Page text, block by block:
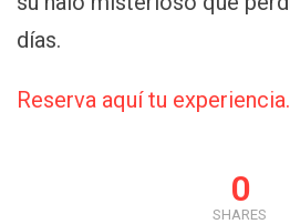
días.
Reserva aquí tu experiencia.
0
SHARES